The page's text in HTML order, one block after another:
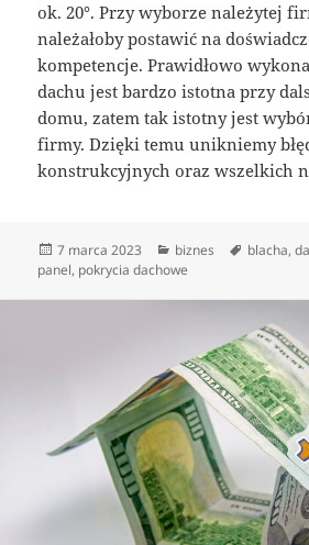
ok. 20°. Przy wyborze należytej
należałoby postawić na
kompetencje. Prawidłowo
dachu jest bardzo istotna przy
domu, zatem tak istotny jest
firmy. Dzięki temu unikniemy
konstrukcyjnych oraz wszelkich
Data
publikacji
7 marca 2023 Kategorie
biznes Tagi
blacha,
panel, pokrycia dachowe